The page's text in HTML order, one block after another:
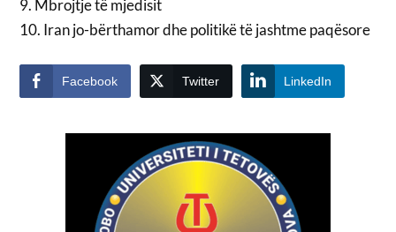
9. Mbrojtje të mjedisit
10. Iran jo-bërthamor dhe politikë të jashtme paqësore
Facebook Twitter LinkedIn